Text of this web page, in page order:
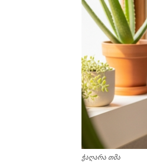
ჭაღარა თმა